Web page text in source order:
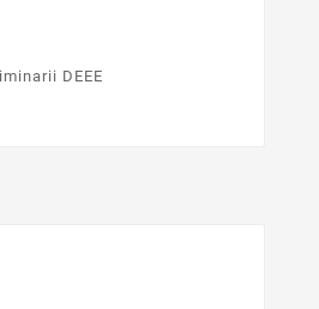
DEEE